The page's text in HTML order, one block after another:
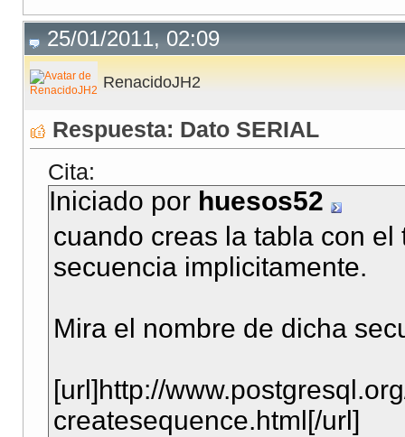
25/01/2011, 02:09
RenacidoJH2
Respuesta: Dato SERIAL
Cita:
Iniciado por huesos52
cuando creas la tabla con
secuencia implicitamente.
Mira el nombre de dicha
[url]http://
createsequence.html[/url]